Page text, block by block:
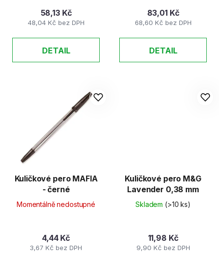
48,04 Kč bez DPH
58,13 Kč
DETAIL
68,60 Kč bez DPH
83,01 Kč
DETAIL
Kuličkové pero MAFIA
- černé
Momentálně nedostupné
3,67 Kč bez DPH
4,44 Kč
Kuličkové pero M&G
Lavender 0,38 mm
Skladem (>10 ks)
9,90 Kč bez DPH
11,98 Kč